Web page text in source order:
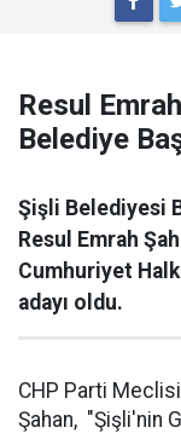
Resul
Belediye
Şişli Belediyesi
Resul Emrah
Cumhuriyet
adayı oldu.
CHP Parti
Şahan, "Şişli'nin